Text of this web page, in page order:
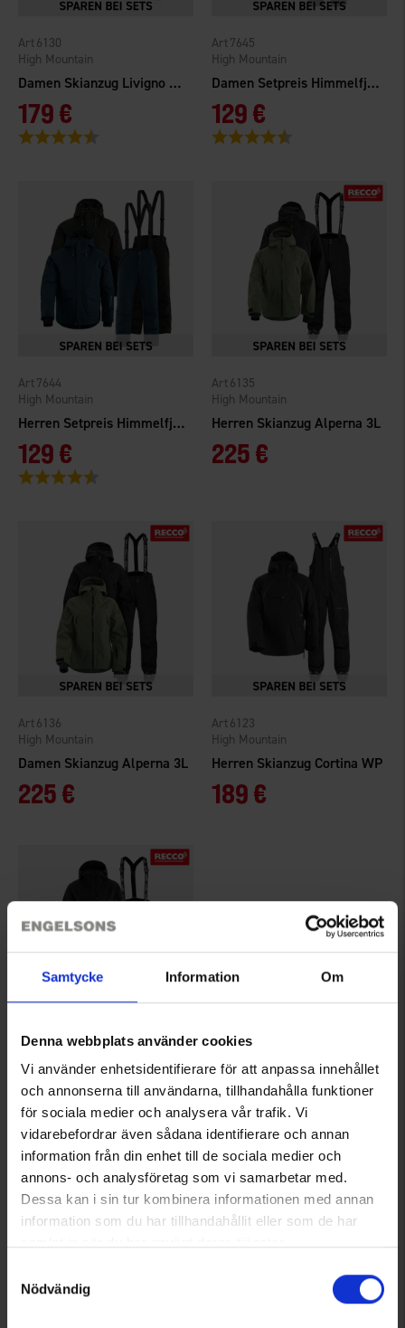
Samtycke Information Om
Denna webbplats använder cookies
Vi använder enhetsidentifierare för att anpassa innehållet
och annonserna till användarna, tillhandahålla funktioner
för sociala medier och analysera vår trafik. Vi
vidarebefordrar även sådana identifierare och annan
information från din enhet till de sociala medier och
annons- och analysföretag som vi samarbetar med.
Dessa kan i sin tur kombinera informationen med annan
information som du har tillhandahållit eller som de har
Nödvändig
Damen Skianzug Livigno WP
High Mountain
6130
179 €
Bewertung:
Damen Setpreis Himmelfjäll WP
High Mountain
7645
129 €
Bewertung:
Herren Setpreis Himmelfjäll WP
High Mountain
7644
129 €
Bewertung:
Herren Skianzug Alperna 3L
High Mountain
6135
225 €
Damen Skianzug Alperna 3L
High Mountain
6136
225 €
Herren Skianzug Cortina WP
High Mountain
6123
189 €
Herren Skianzug Livigno WP
High Mountain
6129
179 €
Angezeigt werden 1–7 von 7 Produkten
1